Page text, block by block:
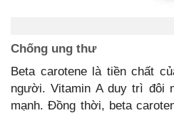
Chống ung thư
Beta carotene là tiền chất
người. Vitamin A duy trì đôi
mạnh. Đồng thời, beta